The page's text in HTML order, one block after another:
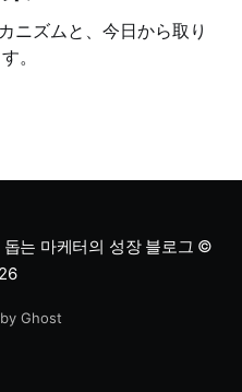
ニズムと、今日から取り
。
는 마케터의 성장 블로그 ©
Ghost